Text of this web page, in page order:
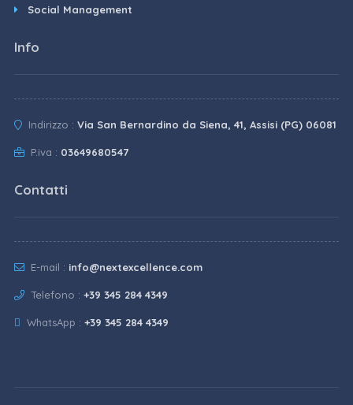
Social Management
Info
Indirizzo : Via San Bernardino da Siena, 41, Assisi (PG) 06081
P.iva : 03649680547
Contatti
E-mail : info@nextexcellence.com
Telefono : +39 345 284 4349
WhatsApp : +39 345 284 4349